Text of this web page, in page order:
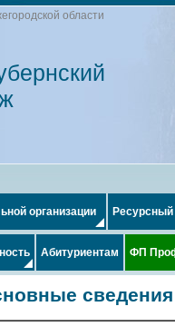
области
организации Ресурсный
Абитуриентам ФП
сведения